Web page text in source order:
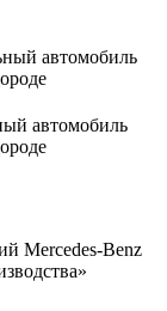
автомобиль
Mercedes-Benz